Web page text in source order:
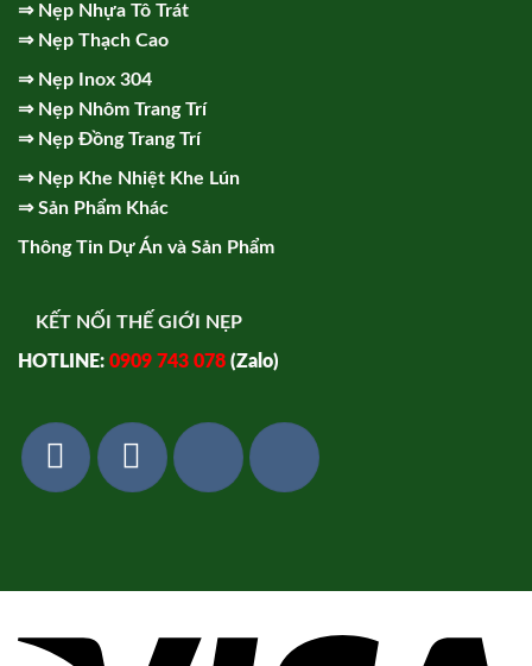
⇒ Nẹp Nhựa Tô Trát
⇒ Nẹp Thạch Cao
⇒ Nẹp Inox 304
⇒ Nẹp Nhôm Trang Trí
⇒ Nẹp Đồng Trang Trí
⇒ Nẹp Khe Nhiệt Khe Lún
⇒Sản Phẩm Khác
Thông Tin Dự Án và Sản Phẩm
KẾT NỐI THẾ GIỚI NẸP
HOTLINE: 0909 743 078 (Zalo)